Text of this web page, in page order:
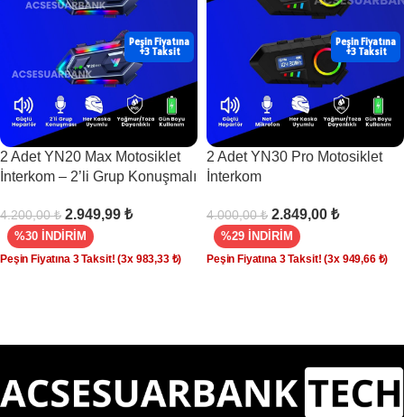
Peşin Fiyatına
+3 Taksit
2 Adet YN20 Max Motosiklet
İnterkom – 2’li Grup Konuşmalı
4.200,00₺ 2.949,99 ₺
%30 İNDİRİM
Peşin Fiyatına 3 Taksit!(3x 983,33 ₺)
Peşin Fiyatına
+3 Taksit
2 Adet YN30 Pro Motosiklet
İnterkom
4.000,00₺ 2.849,00 ₺
%29 İNDİRİM
Peşin Fiyatına 3 Taksit!(3x 949,66 ₺)